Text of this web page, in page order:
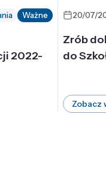
Ważne
2022-
20/07/
Zrób
do
Zobacz